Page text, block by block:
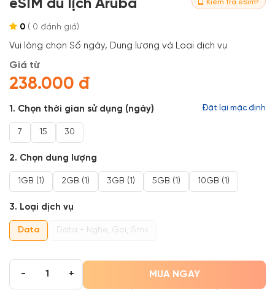
eSIM du lịch Aruba Kiểm tra eSim?
0 ( 0 đánh giá)
Vui lòng chọn Số ngày, Dung lượng và Loại dịch vụ
Giá từ
238.000 đ
1. Chọn thời gian sử dụng (ngày) Đặt lại mặc định
7 15 30
2. Chọn dung lượng
1GB (1) 2GB (1) 3GB (1) 5GB (1) 10GB (1)
3. Loại dịch vụ
Data Data + Nghe, Gọi, Sms
- + MUA NGAY